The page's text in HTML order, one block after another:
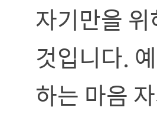
자기만을
것입니다.
하는 마음